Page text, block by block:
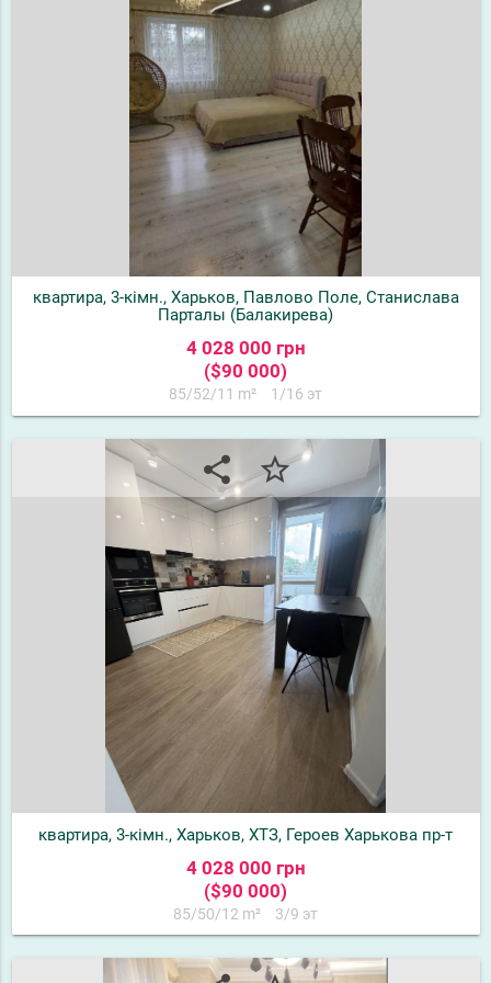
квартира, 3-кімн., Харьков, Павлово Поле, Станислава
Парталы (Балакирева)
4 028 000 грн
($90 000)
85/52/11 m² 1/16 эт
share star_border
квартира, 3-кімн., Харьков, ХТЗ, Героев Харькова пр-т
4 028 000 грн
($90 000)
85/50/12 m² 3/9 эт